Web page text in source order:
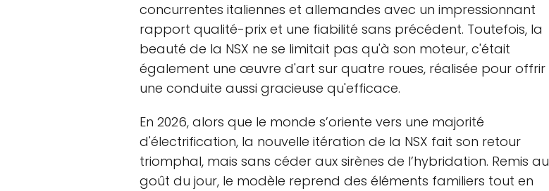
concurrentes italiennes et allemandes avec un impressionnant
rapport qualité-prix et une fiabilité sans précédent. Toutefois, la
beauté de la NSX ne se limitait pas qu'à son moteur, c'était
également une œuvre d'art sur quatre roues, réalisée pour offrir
une conduite aussi gracieuse qu'efficace.
En 2026, alors que le monde s’oriente vers une majorité
d'électrification, la nouvelle itération de la NSX fait son retour
triomphal, mais sans céder aux sirènes de l’hybridation. Remis au
goût du jour, le modèle reprend des éléments familiers tout en